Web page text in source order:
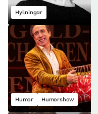
Hyllningar
Humor Humorshow